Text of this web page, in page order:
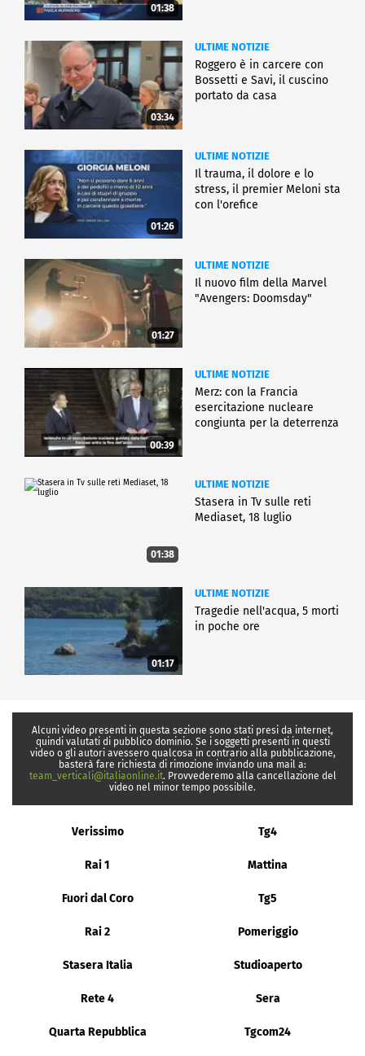
01:38
03:34
ULTIME NOTIZIE
Roggero è in carcere con
Bossetti e Savi, il cuscino
portato da casa
01:26
ULTIME NOTIZIE
Il trauma, il dolore e lo
stress, il premier Meloni sta
con l'orefice
01:27
ULTIME NOTIZIE
Il nuovo film della Marvel
"Avengers: Doomsday"
00:39
ULTIME NOTIZIE
Merz: con la Francia
esercitazione nucleare
congiunta per la deterrenza
01:38
ULTIME NOTIZIE
Stasera in Tv sulle reti
Mediaset, 18 luglio
01:17
ULTIME NOTIZIE
Tragedie nell'acqua, 5 morti
in poche ore
Alcuni video presenti in questa sezione sono stati presi da internet,
quindi valutati di pubblico dominio. Se i soggetti presenti in questi
video o gli autori avessero qualcosa in contrario alla pubblicazione,
basterà fare richiesta di rimozione inviando una mail a:
team_verticali@italiaonline.it. Provvederemo alla cancellazione del
video nel minor tempo possibile.
Verissimo Tg4
Rai 1 Mattina
Fuori dal Coro Tg5
Rai 2 Pomeriggio
Stasera Italia Studioaperto
Rete 4 Sera
Quarta Repubblica Tgcom24